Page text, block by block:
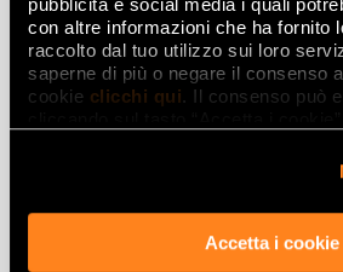
con altre informazioni che ha fornito
raccolto dal tuo utilizzo sui loro
saperne di più o negare il consenso
cookie clicchi qui. Il consenso può
Accetta i cookie
Lasciati
ispirare
da ambienti